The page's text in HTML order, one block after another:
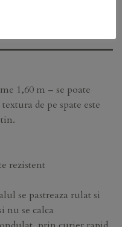
1,60 m – se poate
de pe spate este
rezistent
se pastreaza rulat si
nu se calca